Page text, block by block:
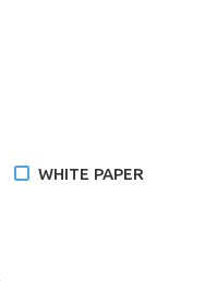
WHITE PAPER